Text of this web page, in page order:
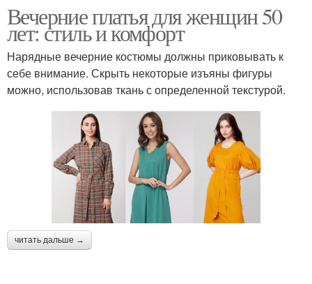
Вечерние платья для женщин 50
лет: стиль и комфорт
Нарядные вечерние костюмы должны приковывать к
себе внимание. Скрыть некоторые изъяны фигуры
можно, использовав ткань с определенной текстурой.
читать дальше →